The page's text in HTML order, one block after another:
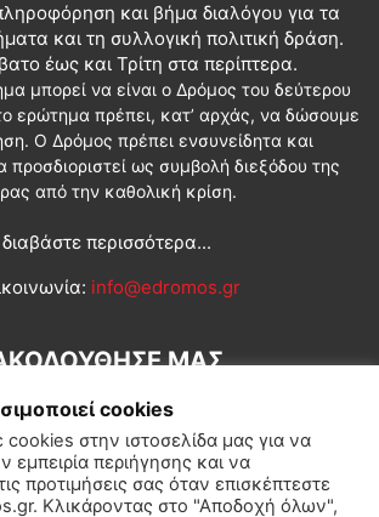
και βήμα διαλόγου για τα
και τη συλλογική πολιτική δράση.
έως και Τρίτη στα περίπτερα.
μπορεί να είναι ο Δρόμος του δεύτερου
ερώτημα πρέπει, κατ’ αρχάς, να δώσουμε
Ο Δρόμος πρέπει ενσυνείδητα και
προσδιοριστεί ως συμβολή διεξόδου της
από την καθολική κρίση.
διαβάστε περισσότερα...
info@edromos.gr
ΜΑΣ
cookies
cookies στην ιστοσελίδα μας για να
εμπειρία περιήγησης και να
προτιμήσεις σας όταν επισκέπτεστε
Κλικάροντας στο "Αποδοχή όλων",